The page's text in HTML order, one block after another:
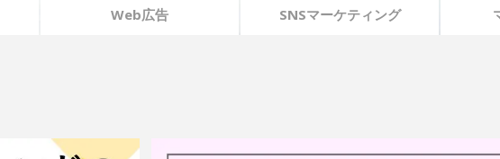
Web広告 SNSマーケティング